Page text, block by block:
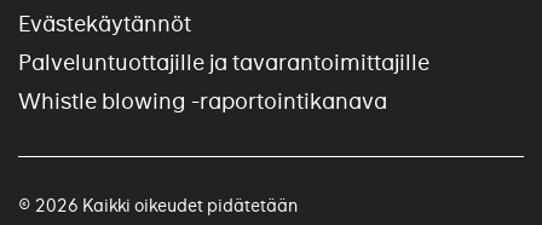
Evästekäytännöt
Palveluntuottajille ja tavarantoimittajille
Whistle blowing -raportointikanava
© 2026 Kaikki oikeudet pidätetään